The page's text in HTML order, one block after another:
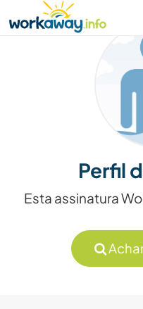
CONTENT
MAIN NAVIGATION
Perfil
Esta assinatura